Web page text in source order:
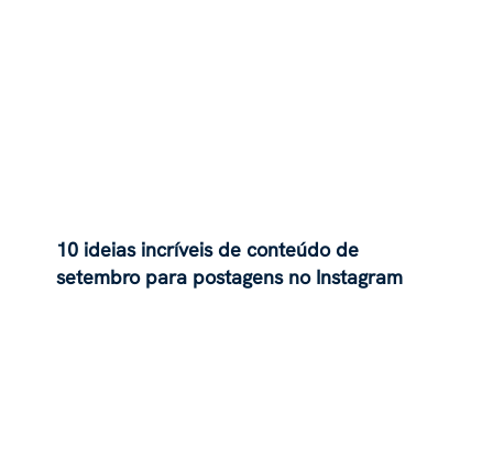
10 ideias incríveis de conteúdo de
setembro para postagens no Instagram